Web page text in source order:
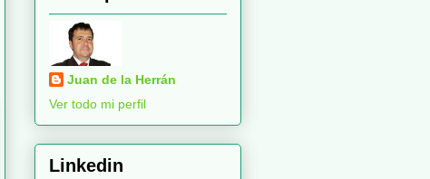
Juan de la Herrán
Ver todo mi perfil
Linkedin